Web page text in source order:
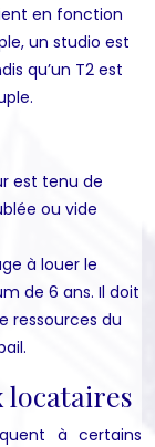
en fonction
un studio est
qu’un T2 est
est tenu de
ou vide
à louer le
de 6 ans. Il doit
ressources du
locataires
à certains